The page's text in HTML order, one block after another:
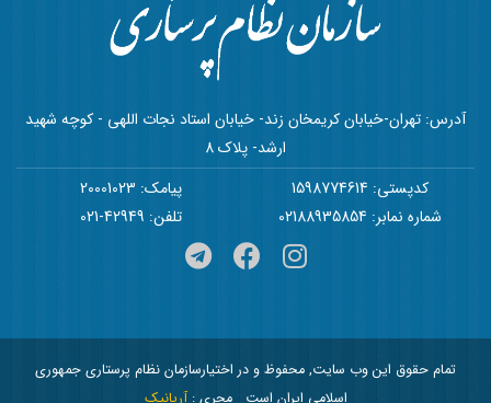
آدرس: تهران-خیابان کریمخان زند- خیابان استاد نجات اللهی - کوچه شهید
ارشد- پلاک 8
کدپستی: 1598774614
پیامک: 20001023
شماره نمابر: 02188935854
تلفن: 42949-021
تمام حقوق این وب سایت, محفوظ و در اختیارسازمان نظام پرستاری جمهوری